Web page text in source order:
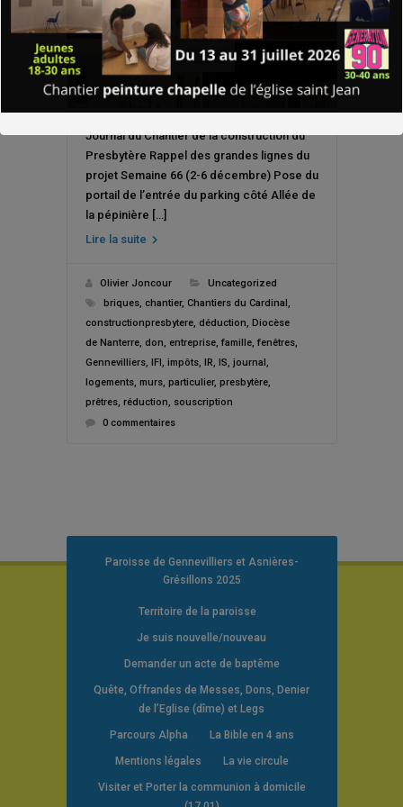
Journal du Chantier de la construction du
Presbytère Rappel des grandes lignes du
projet Semaine 66 (2-6 décembre) Pose du
portail de l’entrée du parking côté Allée de
la pépinière […]
Lire la suite
Olivier Joncour
Uncategorized
briques, chantier, Chantiers du Cardinal
constructionpresbytere, déduction Diocèse
de Nanterre, don entreprise, famille, fenêtres,
Gennevilliers, IFI impôts, IR IS journal
logements, murs, particulier, presbytère,
prêtres, réduction
souscription
0 commentaires
Paroisse de Gennevilliers et Asnières-
Grésillons 2025
Territoire de la paroisse
Je suis nouvelle/nouveau
Demander un acte de baptême
Quête, Offrandes de Messes, Dons, Denier
de l’Eglise (dîme) et Legs
Parcours Alpha La Bible en 4 ans
Mentions légales La vie circule
Visiter et Porter la communion à domicile